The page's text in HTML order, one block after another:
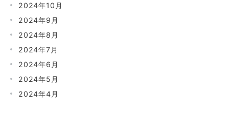
2024年10月
2024年9月
2024年8月
2024年7月
2024年6月
2024年5月
2024年4月